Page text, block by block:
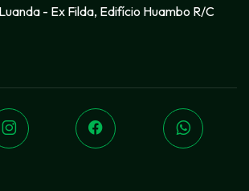
- Ex Filda, Edifício Huambo R/C
g f h